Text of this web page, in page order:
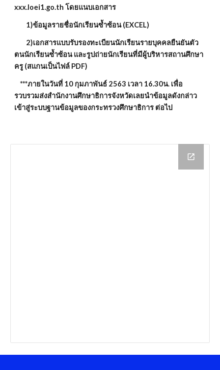
xxx.loei1.go.th โดยแนบเอกสาร
        1)ข้อมูลรายชื่อนักเรียนซ้ำซ้อน (EXCEL)
ตนนักเรียนซ้ำซ้อน และรูปถ่ายนักเรียนที่มีผู้บริหารสถานศึกษา
ครู (สแกนเป็นไฟล์ PDF)
    ***ภายในวันที่ 10 กุมภาพันธ์ 2563 เวลา 16.30น. เพื่อ
รวบรวมส่งสำนักงานศึกษาธิการจังหวัดเลยนำข้อมูลดังกล่าว
เข้าสู่ระบบฐานข้อมูลของกระทรวงศึกษาธิการ ต่อไป